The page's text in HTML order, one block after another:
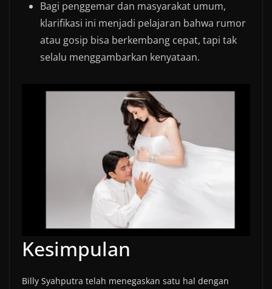
Bagi penggemar dan masyarakat umum,
klarifikasi ini menjadi pelajaran bahwa rumor
atau gosip bisa berkembang cepat, tapi tak
selalu menggambarkan kenyataan.
Kesimpulan
Billy Syahputra telah menegaskan satu hal dengan